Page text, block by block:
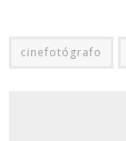
cinefotógrafo